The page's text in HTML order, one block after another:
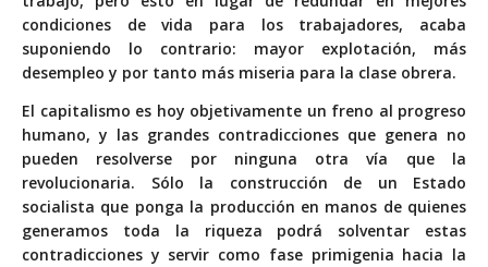
condiciones de vida para los trabajadores, acaba
suponiendo lo contrario: mayor explotación, más
desempleo y por tanto más miseria para la clase obrera.
El capitalismo es hoy objetivamente un freno al progreso
humano, y las grandes contradicciones que genera no
pueden resolverse por ninguna otra vía que la
revolucionaria. Sólo la construcción de un Estado
socialista que ponga la producción en manos de quienes
generamos toda la riqueza podrá solventar estas
contradicciones y servir como fase primigenia hacia la